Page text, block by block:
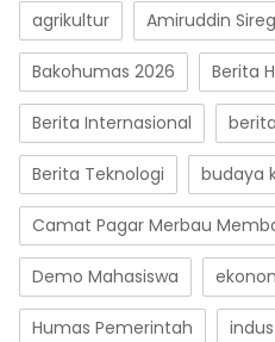
agrikultur Amiruddin
Bakohumas 2026 Berita
Berita Internasional
Berita Teknologi budaya
Camat Pagar Merbau
Demo Mahasiswa
Humas Pemerintah